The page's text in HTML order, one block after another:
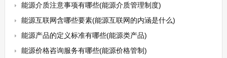
能源介质注意事项有哪些(能源介质管理制度)
能源互联网含哪些要素(能源互联网的内涵是什么)
能源产品的定义标准有哪些(能源类产品)
能源价格咨询服务有哪些(能源价格管制)